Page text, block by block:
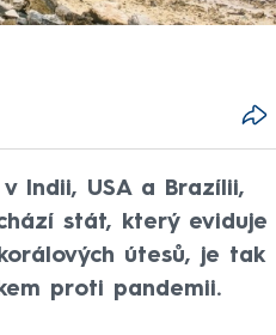
Indii, USA a Brazílii,
stát, který eviduje
útesů, je tak
proti pandemii.